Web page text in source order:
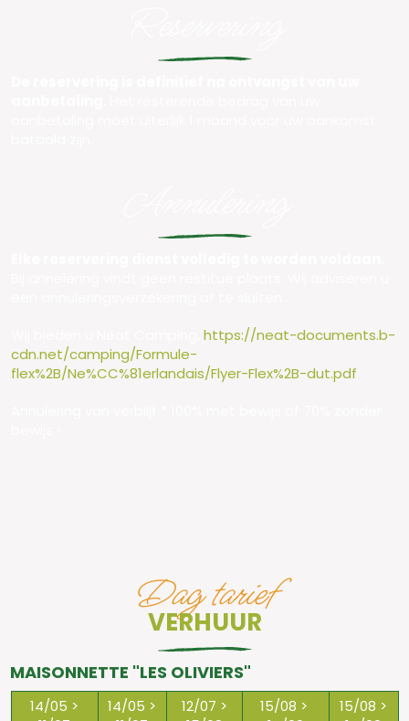
https://neat-documents.b-
cdn.net/camping/Formule-
flex%2B/Ne%CC%81erlandais/Flyer-Flex%2B-dut.pdf
Dag tarief
VERHUUR
MAISONNETTE "LES OLIVIERS"
14/05 >
14/05 >
12/07 >
15/08 >
15/08 >